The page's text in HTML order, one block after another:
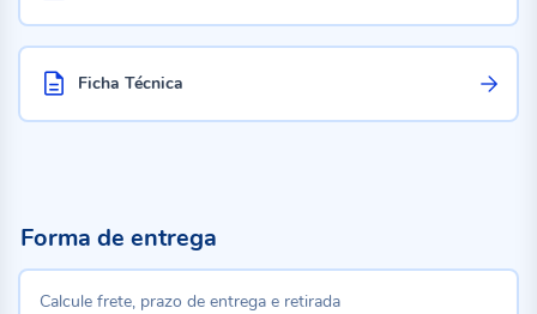
Ficha Técnica
Forma de entrega
Calcule frete, prazo de entrega e retirada